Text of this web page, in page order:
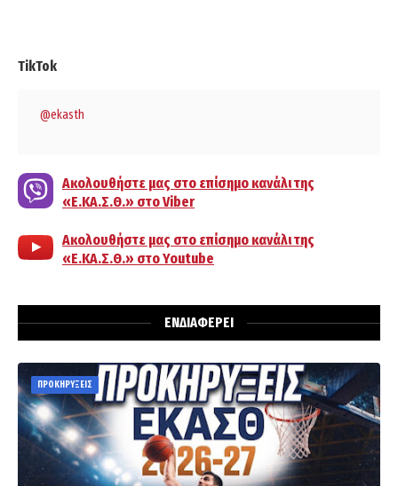
TikTok
@ekasth
Ακολουθήστε μας στο επίσημο κανάλι της
«Ε.ΚΑ.Σ.Θ.» στο Viber
Ακολουθήστε μας στο επίσημο κανάλι της
«Ε.ΚΑ.Σ.Θ.» στο Youtube
ΕΝΔΙΑΦΕΡΕΙ
ΠΡΟΚΗΡΥΞΕΙΣ